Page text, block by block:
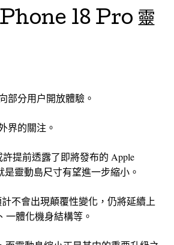
18 Pro 靈
部分用户開放體驗。
界的關注。
提前透露了即將發布的 Apple
是靈動島尺寸有望進一步縮小。
不會出現顛覆性變化，仍將延續上
體化機身結構等。